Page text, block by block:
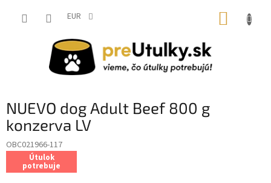
EUR
NUEVO dog Adult Beef 800 g
konzerva LV
OBC021966-117
Útulok
potrebuje